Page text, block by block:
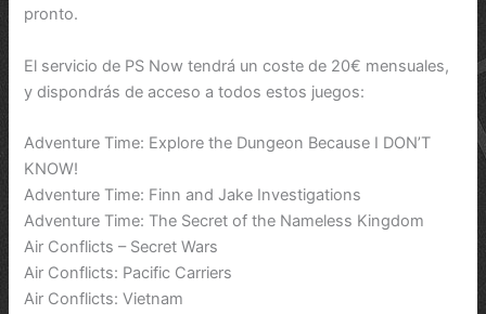
pronto.
El servicio de PS Now tendrá un coste de 20€ mensuales,
y dispondrás de acceso a todos estos juegos:
Adventure Time: Explore the Dungeon Because I DON’T
KNOW!
Adventure Time: Finn and Jake Investigations
Adventure Time: The Secret of the Nameless Kingdom
Air Conflicts – Secret Wars
Air Conflicts: Pacific Carriers
Air Conflicts: Vietnam